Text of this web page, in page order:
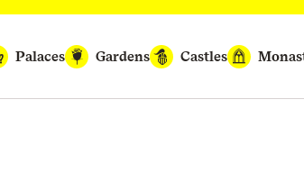
Palaces
Gardens Castles